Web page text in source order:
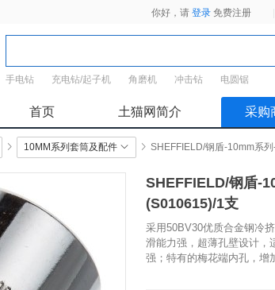
你好，请 登录 免费注册
手电钻 充电钻/起子机 角磨机 冲击钻 电圆锯
首页 土猫网简介 采购
10MM系列套筒及配件 SHEFFIELD/钢盾-10mm系
SHEFFIELD/钢盾-
(S010615)/1支
采用50BV30优质合金钢冷
滑能力强，超薄孔壁设计，
强；特有的梅花端内孔，增